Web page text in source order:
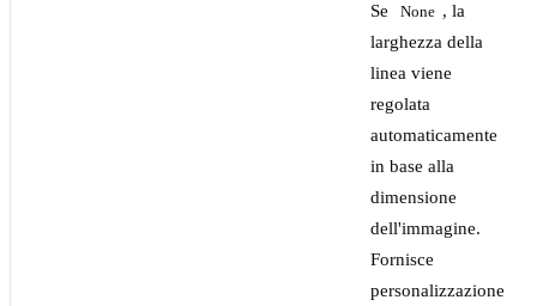
Se
None , la
larghezza della
linea viene
regolata
automaticamente
in base alla
dimensione
dell'immagine.
Fornisce
personalizzazione